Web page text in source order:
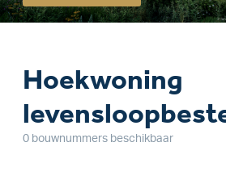
Hoekwoning
0 bouwnummers beschikbaar